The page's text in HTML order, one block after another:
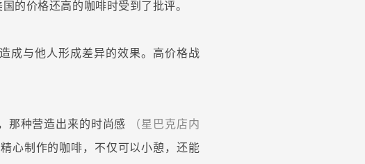
的价格还高的咖啡时受到了批评。
成与他人形成差异的效果。高价格战
那种营造出来的时尚感
（星巴克店内
心制作的咖啡，不仅可以小憩，还能